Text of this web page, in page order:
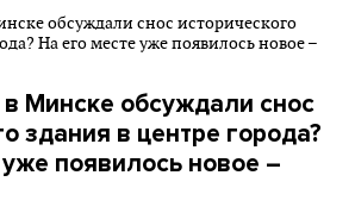
Минске обсуждали снос
здания в центре города?
появилось новое –